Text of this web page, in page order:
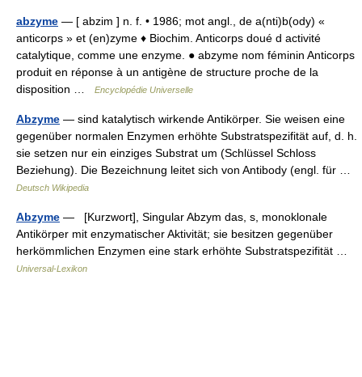
abzyme — [ abzim ] n. f. • 1986; mot angl., de a(nti)b(ody) «
anticorps » et (en)zyme ♦ Biochim. Anticorps doué d activité
catalytique, comme une enzyme. ● abzyme nom féminin Anticorps
produit en réponse à un antigène de structure proche de la
disposition …
Encyclopédie Universelle
Abzyme — sind katalytisch wirkende Antikörper. Sie weisen eine
gegenüber normalen Enzymen erhöhte Substratspezifität auf, d. h.
sie setzen nur ein einziges Substrat um (Schlüssel Schloss
Beziehung). Die Bezeichnung leitet sich von Antibody (engl. für …
Deutsch Wikipedia
Abzyme — [Kurzwort], Singular Abzym das, s, monoklonale
Antikörper mit enzymatischer Aktivität; sie besitzen gegenüber
herkömmlichen Enzymen eine stark erhöhte Substratspezifität …
Universal-Lexikon